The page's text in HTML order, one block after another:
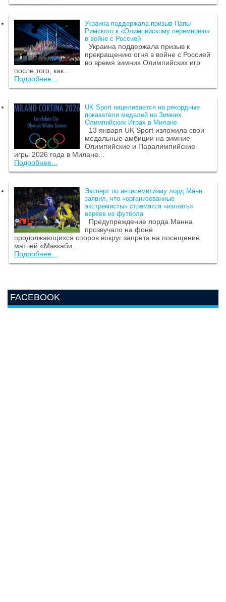
Украина поддержала призыв Папы
Римского к «Олимпийскому перемирию»
в войне с Россией
Украина поддержала призыв к
прекращению огня в войне с Россией
во время зимних Олимпийских игр
после того, как...
Подробнее...
UK Sport нацеливается на рекордные
показатели медалей на Зимних
Олимпийских Играх в Милане
13 января UK Sport изложила свои
медальные амбиции на зимние
Олимпийские и Паралимпийские
игры 2026 года в Милане...
Подробнее...
Эксперт по антисемитизму лорд Манн
заявил, что «организованные
экстремисты» стремятся «изгнать»
евреев из футбола
Предупреждение лорда Манна
прозвучало на фоне
продолжающихся споров вокруг запрета на посещение
матчей «Маккаби...
Подробнее...
FACEBOOK